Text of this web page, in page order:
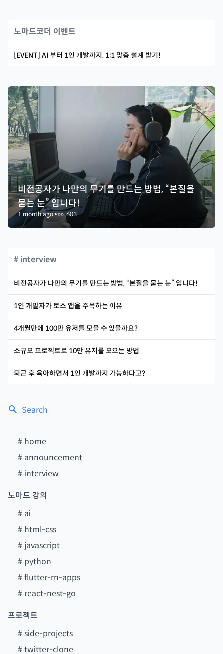
Search
# home
# announcement
# interview
노마드 강의
# ai
# html-css
# javascript
# python
#flutter-rn-apps
# react-nest-go
프로젝트
#side-projects
#twitter-clone
노마드코더 이벤트
[EVENT] AI 부터 1인 개발까지, 1:1 맞춤 설계 받기!
비전공자가 나만의 무기를 만드는 방법, “본질을
묻는 눈” 입니다!
1 month ago•👀603
# interview
비전공자가 나만의 무기를 만드는 방법, “본질을 묻는 눈” 입니다!
1인 개발자가 토스 앱을 주목하는 이유
4개월만에 100만 유저를 모을 수 있을까요?
소규모 프로젝트로 10만 유저를 모으는 방법
퇴근 후 육아하면서 1인 개발까지 가능하다고?